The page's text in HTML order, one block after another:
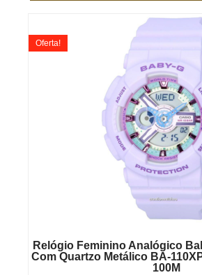
Relógio Feminino Analógico
Com Quartzo Metálico BA-
100M
Oferta!